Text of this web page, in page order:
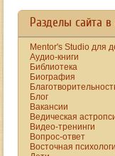
Разделы сайта
Mentor's Studio для
Аудио-книги
Библиотека
Биография
Блог
Вакансии
Ведическая
Видео-тренинги
Вопрос-ответ
Восточная